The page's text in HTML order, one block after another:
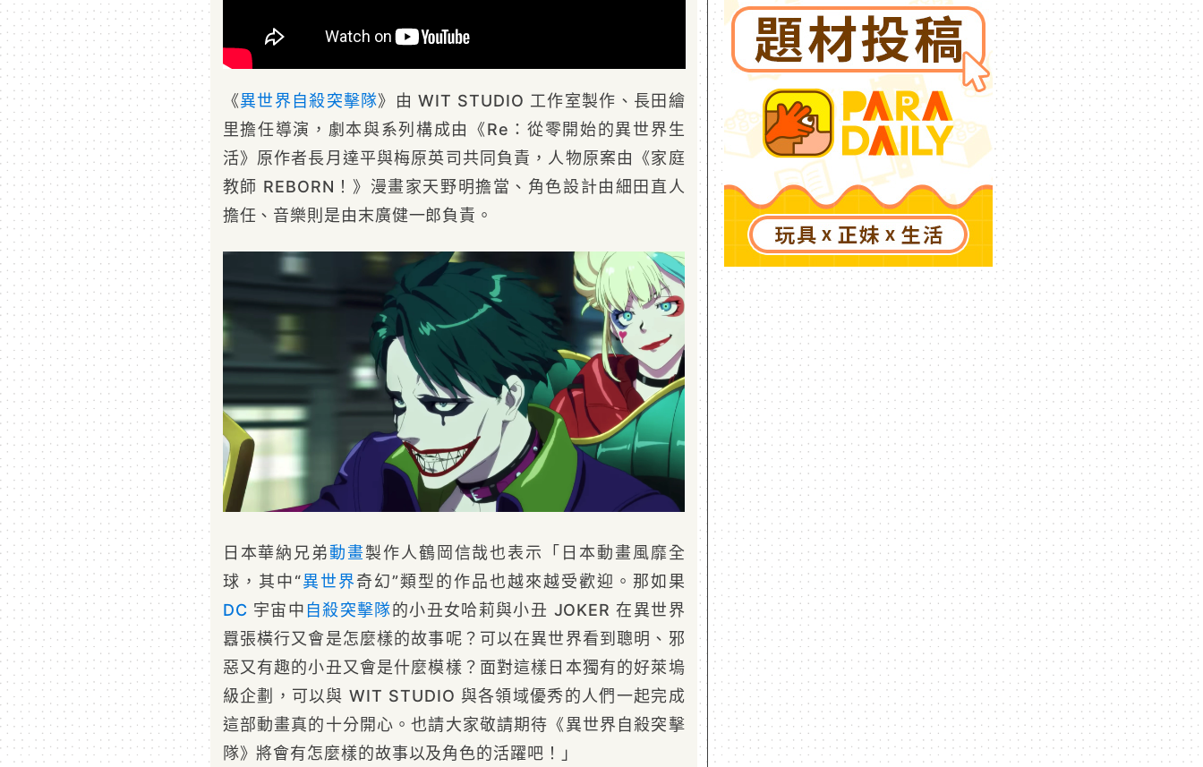
《異世界 自殺突擊隊》由 WIT STUDIO 工作室製作、長田繪
里擔任導演，劇本與系列構成由《Re：從零開始的異世界生
活》原作者長月達平與梅原英司共同負責，人物原案由《家庭
教師 REBORN！》漫畫家天野明擔當、角色設計由細田直人
擔任、音樂則是由末廣健一郎負責。
日本華納兄弟動畫製作人鶴岡信哉也表示「日本動畫風靡全
球，其中“異世界奇幻”類型的作品也越來越受歡迎。那如果
DC 宇宙中 自殺突擊隊的小丑女哈莉與小丑 JOKER 在異世界
囂張橫行又會是怎麼樣的故事呢？可以在異世界看到聰明、邪
惡又有趣的小丑又會是什麼模樣？面對這樣日本獨有的好萊塢
級企劃，可以與 WIT STUDIO 與各領域優秀的人們一起完成
這部動畫真的十分開心。也請大家敬請期待《異世界自殺突擊
隊》將會有怎麼樣的故事以及角色的活躍吧！」